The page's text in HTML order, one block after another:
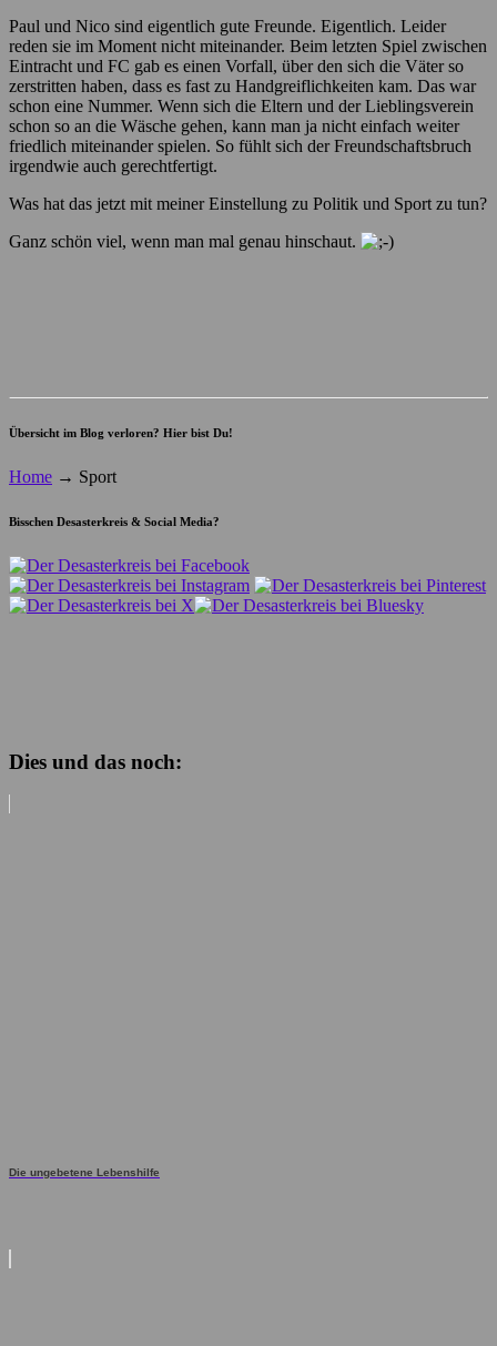
Paul und Nico sind eigentlich gute Freunde. Eigentlich. Leider
reden sie im Moment nicht miteinander. Beim letzten Spiel zwischen
Eintracht und FC gab es einen Vorfall, über den sich die Väter so
zerstritten haben, dass es fast zu Handgreiflichkeiten kam. Das war
schon eine Nummer. Wenn sich die Eltern und der Lieblingsverein
schon so an die Wäsche gehen, kann man ja nicht einfach weiter
friedlich miteinander spielen. So fühlt sich der Freundschaftsbruch
irgendwie auch gerechtfertigt.
Was hat das jetzt mit meiner Einstellung zu Politik und Sport zu tun?
Ganz schön viel, wenn man mal genau hinschaut.
Übersicht im Blog verloren? Hier bist Du!
Home → Sport
Bisschen Desasterkreis & Social Media?
Dies und das noch:
Die ungebetene Lebenshilfe